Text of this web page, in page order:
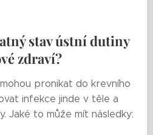
stav ústní dutiny
zdraví?
pronikat do krevního
infekce jinde v těle a
Jaké to může mít následky: